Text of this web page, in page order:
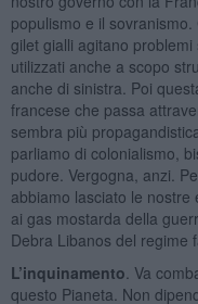
populismo e il
gilet gialli agitano
utilizzati anche a scopo
anche di sinistra. Poi
francese che passa
sembra più
parliamo di colonialismo,
pudore. Vergogna, anzi.
abbiamo lasciato le nostre
ai gas mostarda della
Debra Libanos del regime
L’inquinamento . Va
questo Pianeta. Non